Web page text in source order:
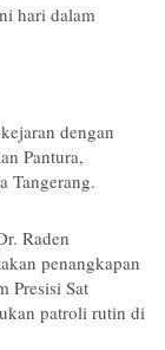
hari dalam
dengan
Pantura,
Tangerang.
Raden
penangkapan
Presisi Sat
patroli rutin di